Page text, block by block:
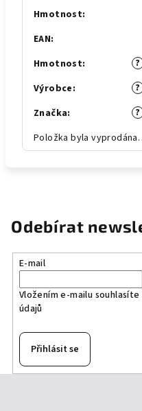
Hmotnost:
EAN:
?
Hmotnost:
?
Výrobce:
?
Značka:
Položka byla
Odebírat
E-mail
Vložením e-mailu souhlasíte
údajů
Přihlásit se